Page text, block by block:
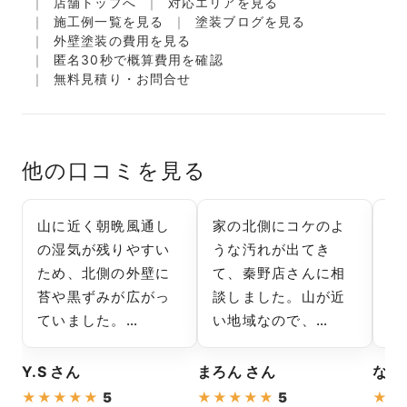
施工例一覧を見る
塗装ブログを見る
外壁塗装の費用を見る
匿名30秒で概算費用を確認
無料見積り・お問合せ
他の口コミを見る
山に近く朝晩風通し
の湿気が残りやすい
ため、北側の外壁に
苔や黒ずみが広がっ
ていました。…
Y.S さん
★ ★ ★ ★ ★ 5
家の北側にコケのよ
うな汚れが出てき
て、秦野店さんに相
談しました。山が近
い地域なので、…
まろん さん
★ ★ ★ ★ ★ 5
なつ
★